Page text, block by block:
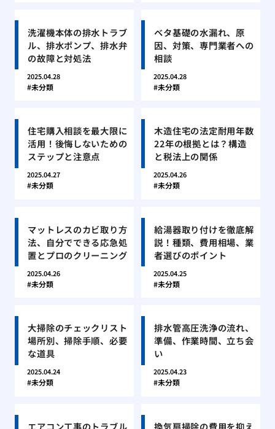
洗濯機本体の排水トラブ
ル、排水ポンプ、排水弁
の故障と対処法
2025.04.28
未分類
ベタ基礎の水漏れ、原
因、対策、専門業者への
相談
2025.04.28
未分類
住宅購入相談を最大限に
活用！後悔しないための
ステップと注意点
2025.04.27
未分類
木造住宅の法定耐用年数
22年の根拠とは？構造
と税法上の関係
2025.04.26
未分類
マットレスのカビ取り方
法、自分でできる応急処
置とプロのクリーニング
2025.04.26
未分類
給湯器取り付けを徹底解
説！種類、費用相場、業
者選びのポイント
2025.04.25
未分類
大掃除のチェックリスト
場所別、掃除手順、必要
な道具
2025.04.24
未分類
排水管高圧洗浄の流れ、
準備、作業時間、立ち会
い
2025.04.23
未分類
エアコン工事のトラブル 換気扇掃除の費用を抑え